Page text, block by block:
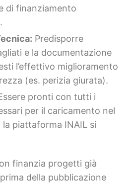
di finanziamento
Predisporre
e la documentazione
l’effettivo miglioramento
(es. perizia giurata).
pronti con tutti i
per il caricamento nel
piattaforma INAIL si
finanzia progetti già
della pubblicazione